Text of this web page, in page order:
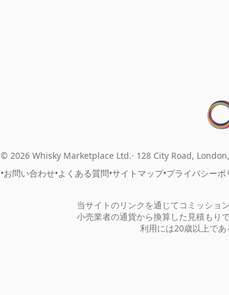
© 2026 Whisky Marketplace Ltd. 128 City Road, London,
•お問い合わせ•よくある質問•サイトマップ•プライバシーポ
当サイトのリンクを通じてコミッショ
小売業者の通貨から換算した見積もり
利用には20歳以上であ